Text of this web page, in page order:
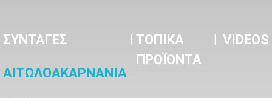
ΣΥΝΤΑΓΕΣ
ΑΙΤΩΛΟΑΚΑΡΝΑΝΙΑ
| ΤΟΠΙΚΑ
ΠΡΟΪΟΝΤΑ
| VIDEOS